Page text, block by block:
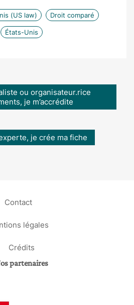
(US law) Droit comparé
États-Unis
ou organisateur.rice
je m’accrédite
je crée ma fiche
Contact
légales
Crédits
partenaires